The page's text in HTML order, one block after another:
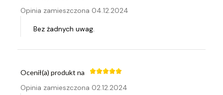
Opinia zamieszczona 04.12.2024
Bez żadnych uwag.
Ocenił(a) produkt na
Opinia zamieszczona 02.12.2024